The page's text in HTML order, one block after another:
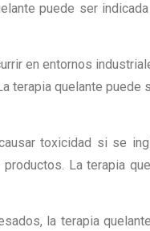
puede ser
en entornos
terapia quelante puede
toxicidad si se
La terapia
la terapia